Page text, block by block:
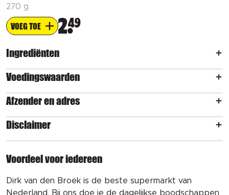
270 g
VOEG TOE 249
Ingrediënten
Voedingswaarden
Afzender en adres
Disclaimer
Voordeel voor iedereen
Dirk van den Broek is de beste supermarkt van
Nederland. Bij ons doe je de dagelijkse boodschappen